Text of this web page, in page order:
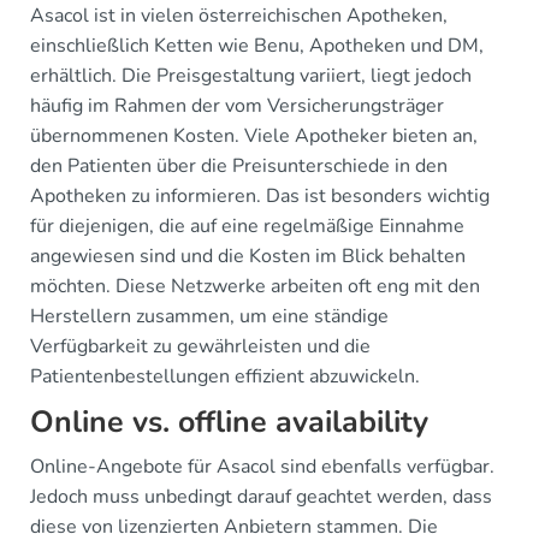
Asacol ist in vielen österreichischen Apotheken,
einschließlich Ketten wie Benu, Apotheken und DM,
erhältlich. Die Preisgestaltung variiert, liegt jedoch
häufig im Rahmen der vom Versicherungsträger
übernommenen Kosten. Viele Apotheker bieten an,
den Patienten über die Preisunterschiede in den
Apotheken zu informieren. Das ist besonders wichtig
für diejenigen, die auf eine regelmäßige Einnahme
angewiesen sind und die Kosten im Blick behalten
möchten. Diese Netzwerke arbeiten oft eng mit den
Herstellern zusammen, um eine ständige
Verfügbarkeit zu gewährleisten und die
Patientenbestellungen effizient abzuwickeln.
Online vs. offline availability
Online-Angebote für Asacol sind ebenfalls verfügbar.
Jedoch muss unbedingt darauf geachtet werden, dass
diese von lizenzierten Anbietern stammen. Die